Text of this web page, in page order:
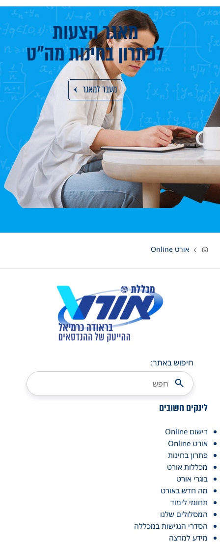
מאגר הצעות
לפתרון בחינות מה"ט
מעבר למאגר
אורט Online
חיפוש באתר:
לינקים חשובים
רישום Online
אורט Online
פתרון בחינות
מכללות אורט
בוגרי אורט
מה חדש באורט
תחומי לימוד
המסלולים שלנו
הסדרי הנגישות במכללה
מידע למרצה